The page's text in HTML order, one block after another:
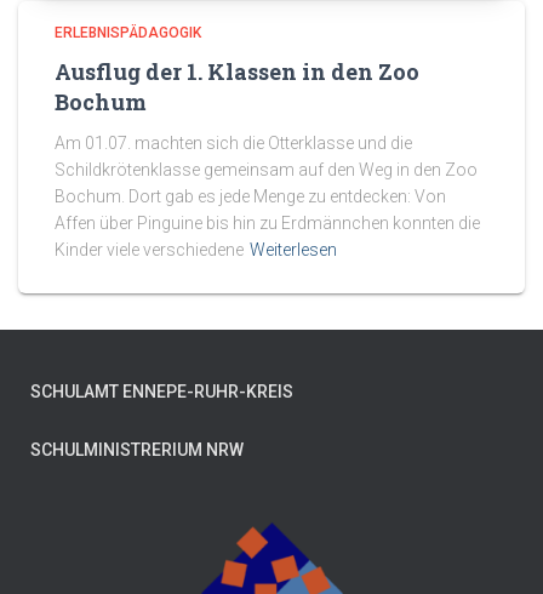
ERLEBNISPÄDAGOGIK
Ausflug der 1. Klassen in den Zoo
Bochum
Am 01.07. machten sich die Otterklasse und die
Schildkrötenklasse gemeinsam auf den Weg in den Zoo
Bochum. Dort gab es jede Menge zu entdecken: Von
Affen über Pinguine bis hin zu Erdmännchen konnten die
Kinder viele verschiedene Weiterlesen
SCHULAMT ENNEPE-RUHR-KREIS
SCHULMINISTRERIUM NRW